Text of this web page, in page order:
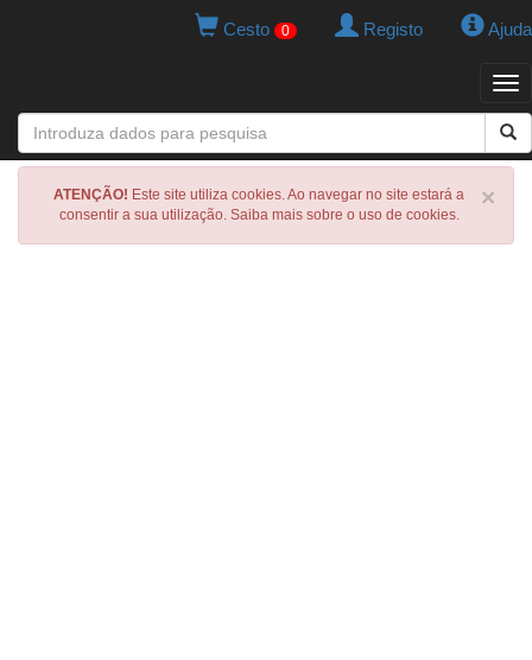
Cesto 0 Registo Ajuda
×
ATENÇÃO! Este site utiliza cookies. Ao navegar no site estará a
consentir a sua utilização. Saiba mais sobre o uso de cookies.